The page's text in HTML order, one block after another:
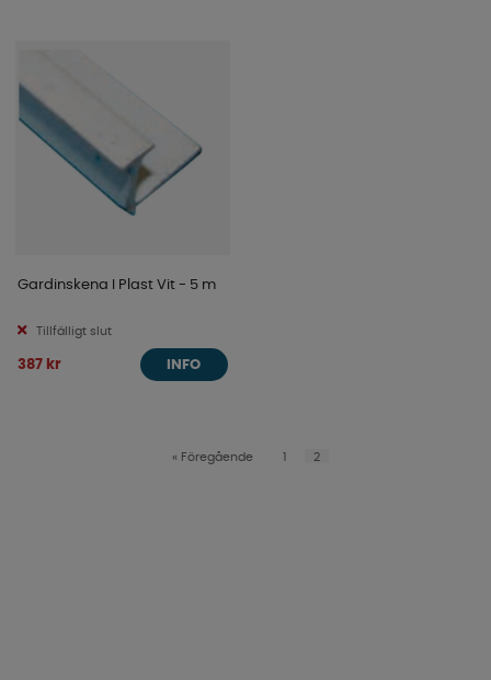
Gardinskena I Plast Vit - 5 m
Tillfälligt slut
387 kr INFO
« Föregående 1 2